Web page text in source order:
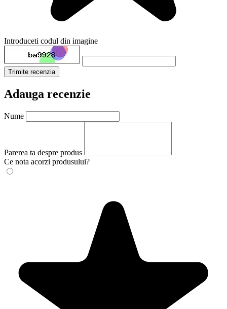
Introduceti codul din imagine
Trimite recenzia
Adauga recenzie
Nume
Parerea ta despre produs
Ce nota acorzi produsului?